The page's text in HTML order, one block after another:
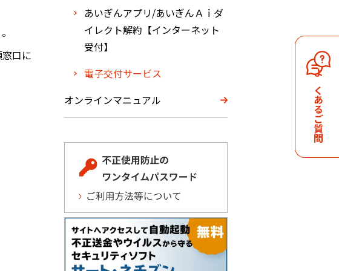
よくあるご質問
口に
あいぎんアプリ/あいぎんＡｉダ
イレクト解約【インターネット
受付】
電子交付サービス
オンラインマニュアル